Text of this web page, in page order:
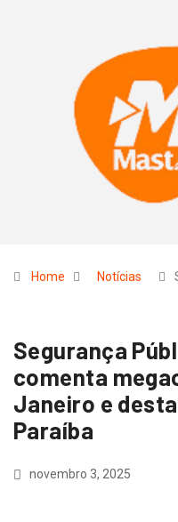
Home Notícias
Segurança
comenta
Janeiro e
Paraíba
novembro 3, 2025